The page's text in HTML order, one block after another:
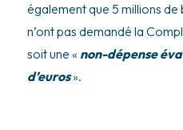
également que 5 millions
n’ont pas demandé la
soit une « non-dépense
d’euros».